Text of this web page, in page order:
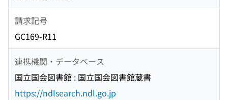
請求記号
GC169-R11
連携機関・データベース
国立国会図書館 : 国立国会図書館蔵書
https://ndlsearch.ndl.go.jp